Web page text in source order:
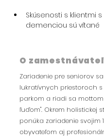
Skúsenosti s klientmi s
demenciou sú vítané
O
Zariadenie pre seniorov
lukratívnych priestoroch
parkom a riadi sa mottom
ľuďom". Okrem holistickej
ponúka zariadenie svojim
obyvateľom aj